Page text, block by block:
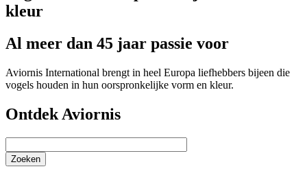
kleur
Al meer dan 45 jaar passie voor
Aviornis International brengt in heel Europa liefhebbers bijeen die
vogels houden in hun oorspronkelijke vorm en kleur.
Ontdek Aviornis